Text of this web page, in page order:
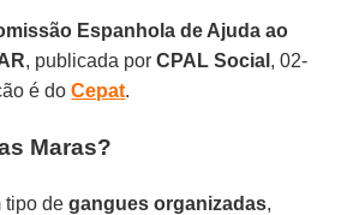
Espanhola de Ajuda ao
, publicada porCPAL Social , 02-
é doCepat.
Maras?
tipo degangues organizadas,